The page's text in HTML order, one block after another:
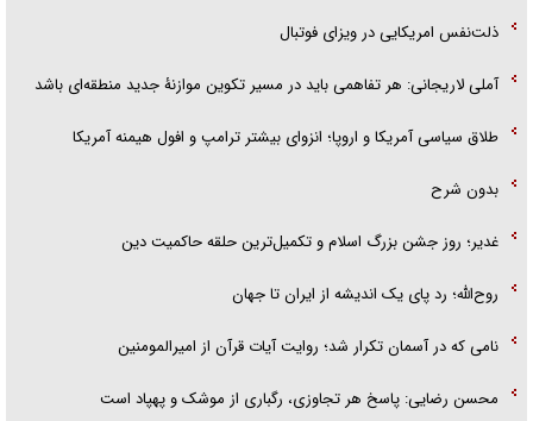
ذلت‌نفس امریکایی در ویزای فوتبال
آملی لاریجانی: هر تفاهمی باید در مسیر تکوین موازنۀ جدید منطقه‌ای باشد
طلاق سیاسی آمریکا و اروپا؛ انزوای بیشتر ترامپ و افول هیمنه آمریکا
بدون شرح
غدیر؛ روز جشن بزرگ اسلام و تکمیل‌ترین حلقه حاکمیت دین
روح‌الله؛ رد پای یک اندیشه از ایران تا جهان
نامی که در آسمان تکرار شد؛ روایت آیات قرآن از امیرالمومنین
محسن رضایی: پاسخ هر تجاوزی، رگباری از موشک و پهپاد است